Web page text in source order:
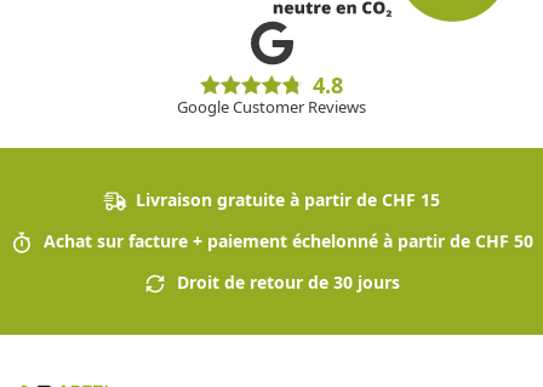
4.8
Google Customer Reviews
Livraison gratuite à partir de CHF 15
Achat sur facture + paiement échelonné à partir de CHF 50
Droit de retour de 30 jours